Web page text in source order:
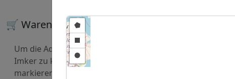
🛒 Warenkorb
Um die Adressen von
Imker zu kaufen,
markieren Sie mit den